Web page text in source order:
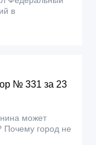
в
№ 331 за 23
может
Почему город не